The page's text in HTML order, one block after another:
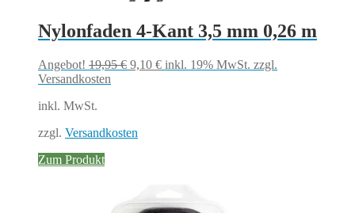
Nylonfaden 4-Kant 3,5 mm 0,26 m
Angebot! 19,95€ Ursprünglicher
9,10 €Aktueller
inkl. 19% MwSt. zzgl.
Versandkosten
inkl. MwSt.
zzgl. Versandkosten
Zum Produkt